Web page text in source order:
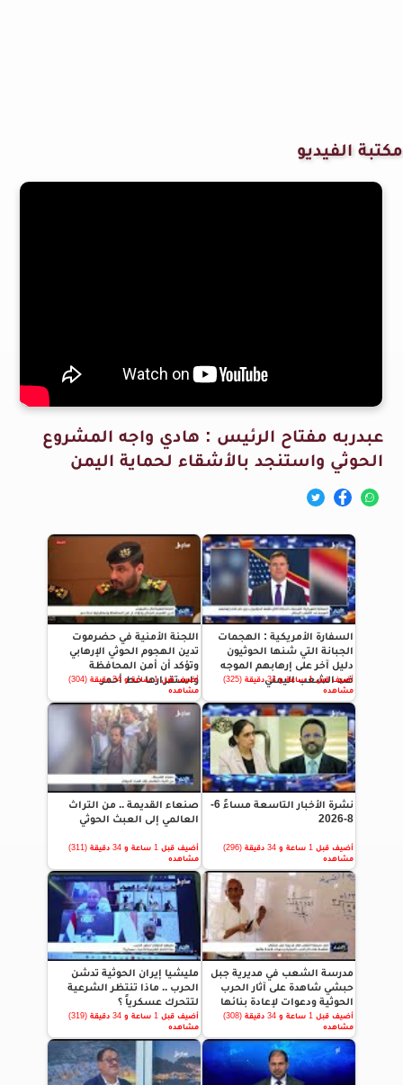
مكتبة الفيديو
عبدربه مفتاح الرئيس : هادي واجه المشروع
الحوثي واستنجد بالأشقاء لحماية اليمن
السفارة الأمريكية : الهجمات
الجبانة التي شنها الحوثيون
دليل آخر على إرهابهم الموجه
ضد الشعب اليمني
أضيف قبل 1 ساعة و 34 دقيقة (325)
مشاهده
اللجنة الأمنية في حضرموت
تدين الهجوم الحوثي الإرهابي
وتؤكد أن أمن المحافظة
واستقرارها خط أحمر
أضيف قبل 1 ساعة و 34 دقيقة (304)
مشاهده
نشرة الأخبار التاسعة مساءً 6-
8-2026
أضيف قبل 1 ساعة و 34 دقيقة (296)
مشاهده
صنعاء القديمة .. من التراث
العالمي إلى العبث الحوثي
أضيف قبل 1 ساعة و 34 دقيقة (311)
مشاهده
مدرسة الشعب في مديرية جبل
حبشي شاهدة على آثار الحرب
الحوثية ودعوات لإعادة بنائها
أضيف قبل 1 ساعة و 34 دقيقة (308)
مشاهده
مليشيا إيران الحوثية تدشن
الحرب .. ماذا تنتظر الشرعية
لتتحرك عسكرياً ؟
أضيف قبل 1 ساعة و 34 دقيقة (319)
مشاهده